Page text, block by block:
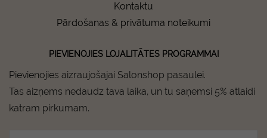
Kontaktu
Pārdošanas & privātuma noteikumi
PIEVIENOJIES LOJALITĀTES PROGRAMMAI
Pievienojies aizraujošajai Salonshop pasaulei.
Tas aizņems nedaudz tava laika, un tu saņemsi 5% atlaidi
katram pirkumam.